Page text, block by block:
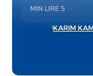
KARIM
5 MIN LIRE